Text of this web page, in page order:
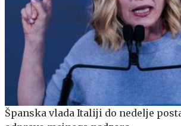
Španska vlada Italiji do nedelje